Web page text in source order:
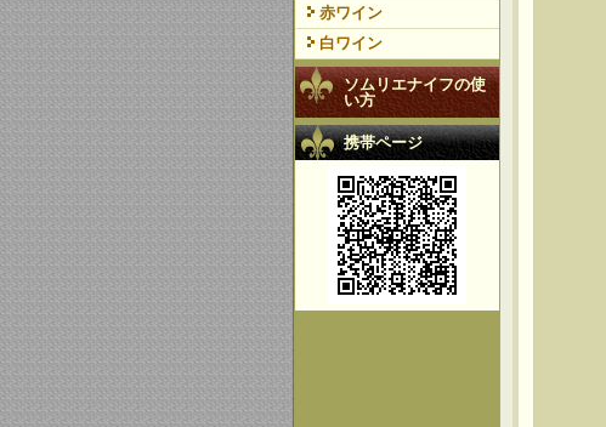
赤ワイン
白ワイン
ソムリエナイフの使
い方
携帯ページ